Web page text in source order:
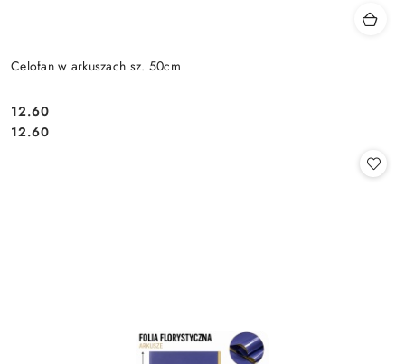
Celofan w arkuszach sz. 50cm
Cena:
12.60
Cena:
12.60